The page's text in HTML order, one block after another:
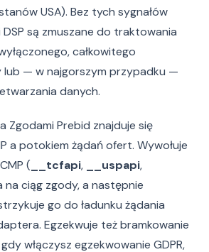
USA). Bez tych sygnałów
DSP są zmuszane do traktowania
całkowitego
— w najgorszym przypadku —
danych.
Zgodami Prebid znajduje się
a potokiem żądań ofert. Wywołuje
( __tcfapi, __uspapi,
na ciąg zgody, a następnie
go do ładunku żądania
Egzekwuje też bramkowanie
włączysz egzekwowanie GDPR,